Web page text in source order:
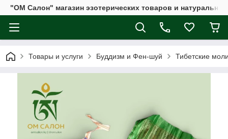
"ОМ Салон" магазин эзотерических товаров и
Товары и услуги Буддизм и Фен-шуй Тибетские